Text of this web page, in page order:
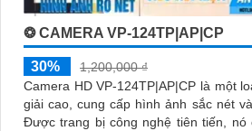
❂ CAMERA VP-124TP|AP|CP
30%
1,200,000 ₫
Camera HD VP-124TP|AP|CP là một
giải cao, cung cấp hình ảnh sắc nét
Được trang bị công nghệ tiên tiến, nó